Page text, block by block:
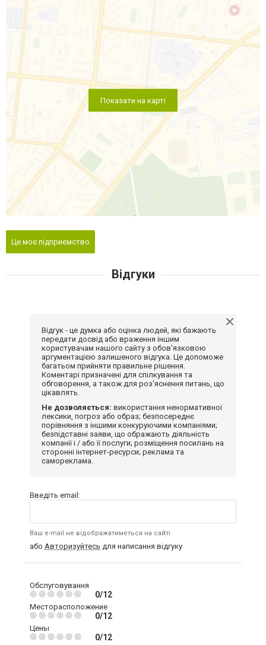
Показати на карті
Це моє підприємство
Відгуки
Відгук - це думка або оцінка людей, які бажають
передати досвід або враження іншим
користувачам нашого сайту з обов'язковою
аргументацією залишеного відгука. Це допоможе
багатьом прийняти правильне рішення.
Коментарі призначені для спілкування та
обговорення, а також для роз'яснення питань, що
цікавлять.
Не дозволяється: використання ненормативної
лексики, погроз або образ; безпосереднє
порівняння з іншими конкуруючими компаніями;
безпідставні заяви, що ображають діяльність
компанії і / або її послуги; розміщення посилань на
сторонні інтернет-ресурси; реклама та
самореклама.
Введіть email:
Ваш e-mail не відображатиметься на сайті
або Авторизуйтесь для написання відгуку
Обслуговування
0/12
Месторасположение
0/12
Цены
0/12